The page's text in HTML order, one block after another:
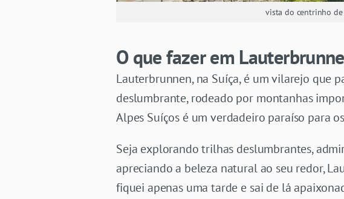
vista do centrinho de
O que fazer em
Lauterbrunnen, na Suíça, é um vilarejo que
deslumbrante, rodeado por montanhas
Alpes Suíços é um verdadeiro paraíso para
Seja explorando trilhas deslumbrantes,
apreciando a beleza natural ao seu redor,
fiquei apenas uma tarde e sai de lá